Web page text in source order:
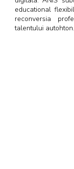
educational
reconversia
talentului autohton.